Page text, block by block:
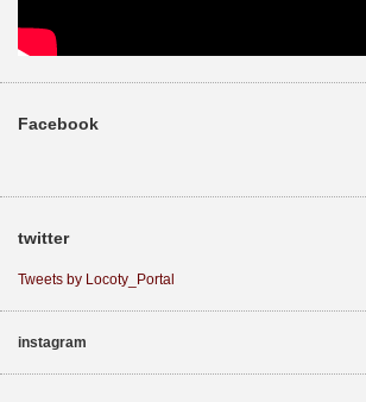
Facebook
twitter
Tweets by Locoty_Portal
instagram